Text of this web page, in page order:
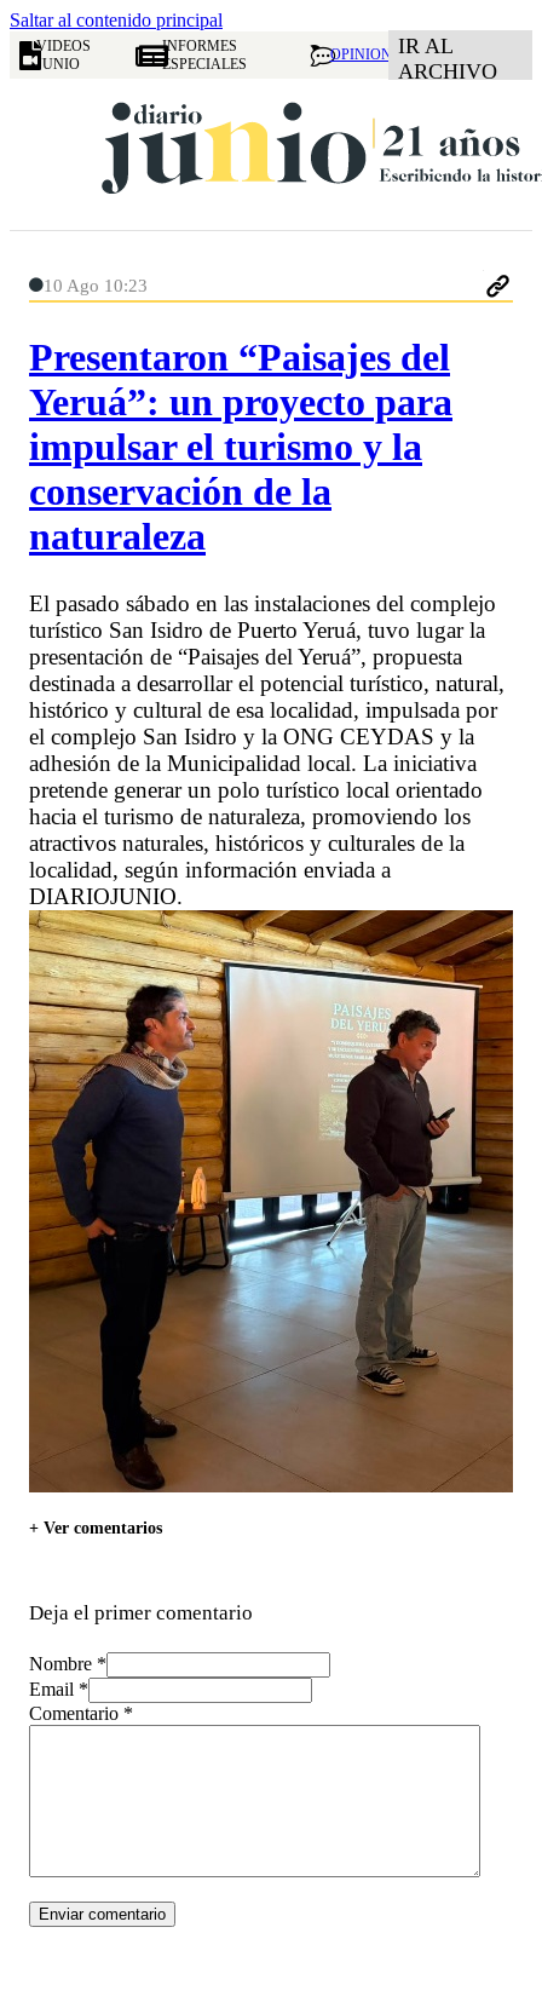
Saltar al contenido principal
VIDEOS
JUNIO
INFORMES
ESPECIALES
OPINION IR AL
ARCHIVO
10 Ago 10:23
Presentaron “Paisajes del
Yeruá”: un proyecto para
impulsar el turismo y la
conservación de la
naturaleza
El pasado sábado en las instalaciones del complejo
turístico San Isidro de Puerto Yeruá, tuvo lugar la
presentación de “Paisajes del Yeruá”, propuesta
destinada a desarrollar el potencial turístico, natural,
histórico y cultural de esa localidad, impulsada por
el complejo San Isidro y la ONG CEYDAS y la
adhesión de la Municipalidad local. La iniciativa
pretende generar un polo turístico local orientado
hacia el turismo de naturaleza, promoviendo los
atractivos naturales, históricos y culturales de la
localidad, según información enviada a
DIARIOJUNIO.
+ Ver comentarios
Deja el primer comentario
Nombre *
Email *
Comentario *